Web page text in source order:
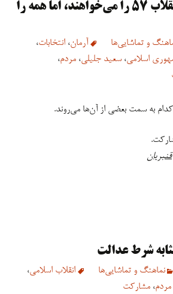
مردم آرمان‌های انقلاب ۵۷ را می‌خواهند، اما همه را
و تماشایی‌ها آرمان، انتخابات،
اسلامی، سعید جلیلی، مردم،
به سمت بعضی از آن‌ها می‌روند.
قنبریان
شرط عدالت
نماهنگ و تماشایی‌ها انقلاب اسلامی،
مردم، مشارکت